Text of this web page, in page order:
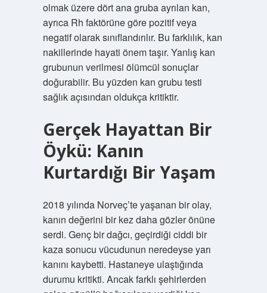
olmak üzere dört ana gruba ayrılan kan,
ayrıca Rh faktörüne göre pozitif veya
negatif olarak sınıflandırılır. Bu farklılık, kan
nakillerinde hayati önem taşır. Yanlış kan
grubunun verilmesi ölümcül sonuçlar
doğurabilir. Bu yüzden kan grubu testi
sağlık açısından oldukça kritiktir.
Gerçek Hayattan Bir
Öykü: Kanın
Kurtardığı Bir Yaşam
2018 yılında Norveç’te yaşanan bir olay,
kanın değerini bir kez daha gözler önüne
serdi. Genç bir dağcı, geçirdiği ciddi bir
kaza sonucu vücudunun neredeyse yarı
kanını kaybetti. Hastaneye ulaştığında
durumu kritikti. Ancak farklı şehirlerden